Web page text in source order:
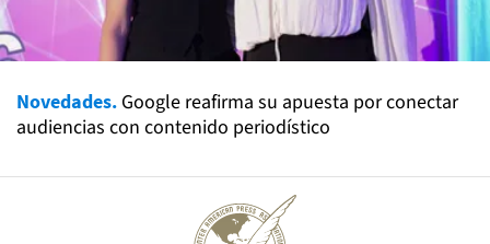
Novedades. Google reafirma su apuesta por conectar
audiencias con contenido periodístico